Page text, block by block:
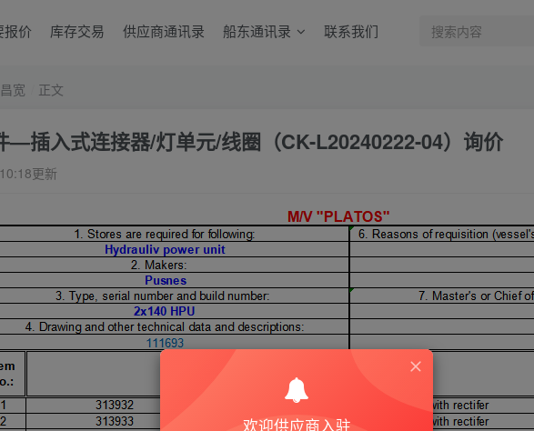
报价 库存交易 供应商通讯录 船东通讯录 联系我们
宽 正文
—插入式连接器/灯单元/线圈（CK-L20240222-04）询价
更新
欢迎供应商入驻